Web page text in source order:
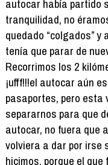
autocar había partido
tranquilidad, no
quedado “colgados”
tenía que parar de
Recorrimos los 2
¡ufff!!!el autocar aún
pasaportes, pero esta
separarnos para que
autocar, no fuera que
volviera a dar por irse
hicimos, porque el